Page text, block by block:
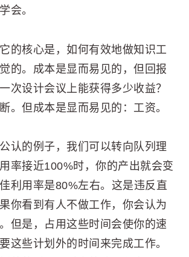
会。
的核心是，如何有效地做知识工
的。成本是显而易见的，但回报
次设计会议上能获得多少收益？
。但成本是显而易见的：工资。
认的例子，我们可以转向队列理
率接近100%时，你的产出就会变
利用率是80%左右。这是违反直
你看到有人不做工作，你会认为
但是，占用这些时间会使你的速
这些计划外的时间来完成工作。